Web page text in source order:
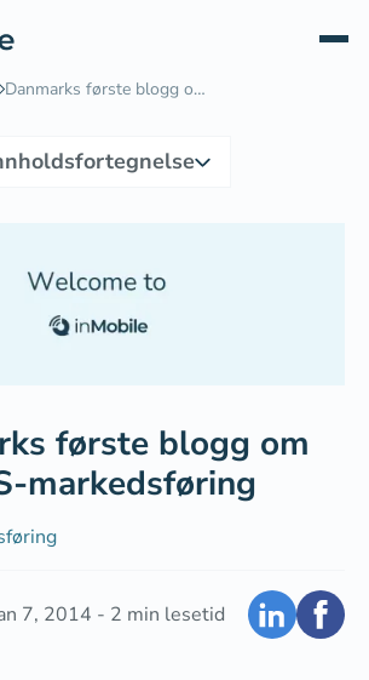
første blogg om
markedsføring
7, 2014 - 2 min lesetid